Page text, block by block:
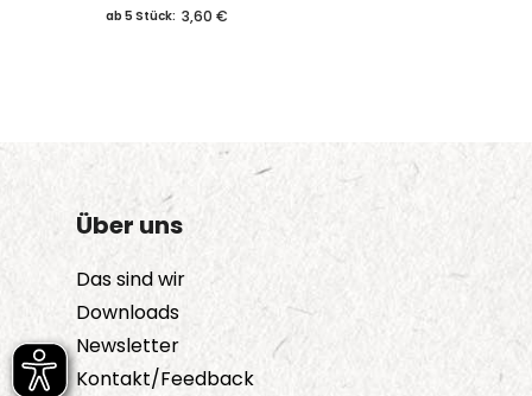
ab 5 Stück: 3,60 €
Über uns
Das sind wir
Downloads
Newsletter
Kontakt/Feedback